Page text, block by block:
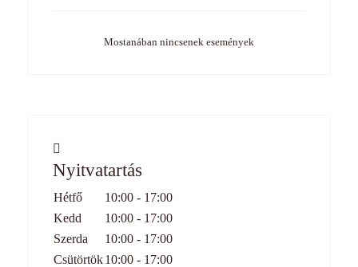
Mostanában nincsenek események
Nyitvatartás
Hétfő
10:00 - 17:00
Kedd
10:00 - 17:00
Szerda
10:00 - 17:00
Csütörtök10:00 - 17:00